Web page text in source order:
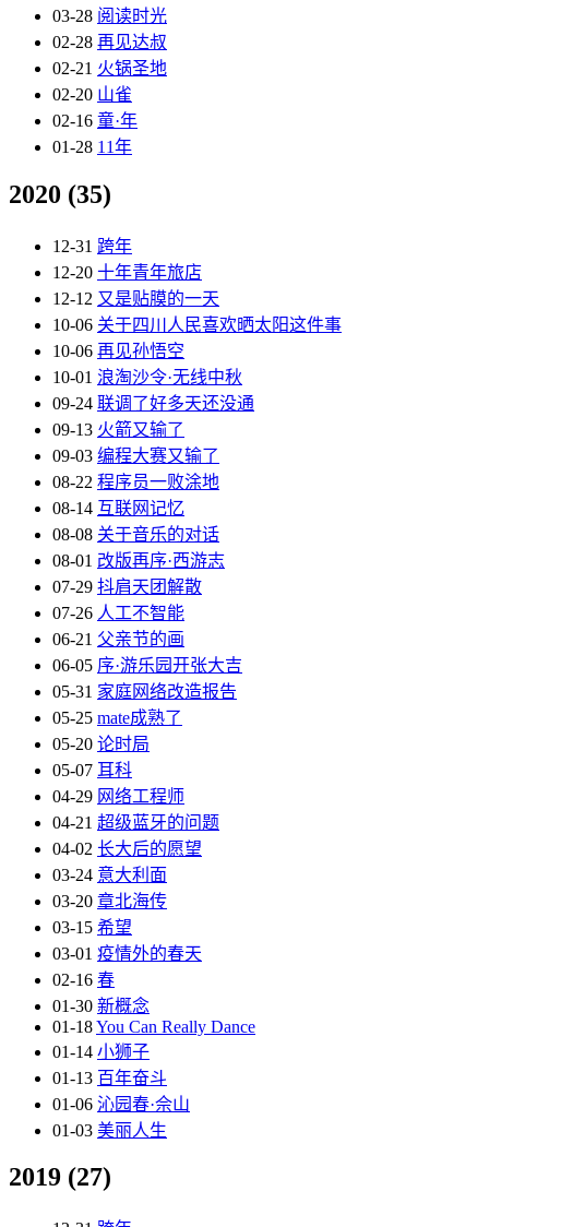
03-28 阅读时光
02-28 再见达叔
02-21 火锅圣地
02-20 山雀
02-16 童·年
01-28 11年
2020 (35)
12-31 跨年
12-20 十年青年旅店
12-12 又是贴膜的一天
10-06 关于四川人民喜欢晒太阳这件事
10-06 再见孙悟空
10-01 浪淘沙令·无线中秋
09-24 联调了好多天还没通
09-13 火箭又输了
09-03 编程大赛又输了
08-22 程序员一败涂地
08-14 互联网记忆
08-08 关于音乐的对话
08-01 改版再序·西游志
07-29 抖肩天团解散
07-26 人工不智能
06-21 父亲节的画
06-05 序·游乐园开张大吉
05-31 家庭网络改造报告
05-25 mate成熟了
05-20 论时局
05-07 耳科
04-29 网络工程师
04-21 超级蓝牙的问题
04-02 长大后的愿望
03-24 意大利面
03-20 章北海传
03-15 希望
03-01 疫情外的春天
02-16 春
01-30 新概念
01-18You Can Really Dance
01-14 小狮子
01-13 百年奋斗
01-06 沁园春·佘山
01-03 美丽人生
2019 (27)